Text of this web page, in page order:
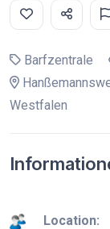
Barfzentrale
Westfalen
Location: